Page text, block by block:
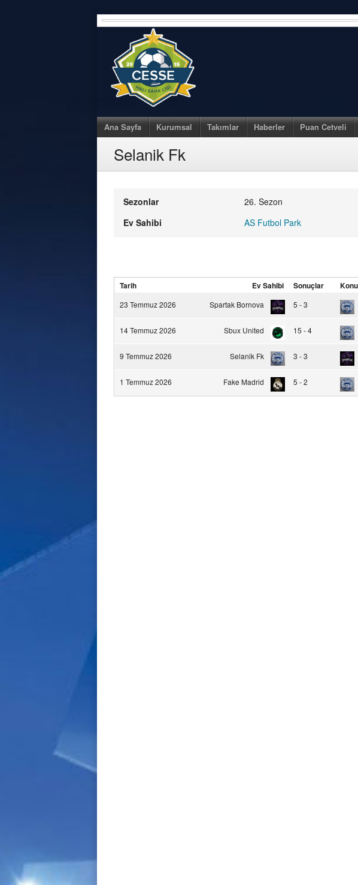
Skip
to
Ana Sayfa Kurumsal Takımlar Haberler Puan Cetveli
Selanik Fk
Sezonlar
26. Sezon
Ev Sahibi
AS Futbol Park
Tarih Ev Sahibi Sonuçlar
23 Temmuz 2026 Spartak Bornova 5 - 3
14 Temmuz 2026 Sbux United 15 - 4
9 Temmuz 2026 Selanik Fk 3 - 3
1 Temmuz 2026 Fake Madrid 5 - 2